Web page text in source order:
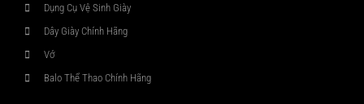
Dụng Cụ Vệ Sinh Giày
Dây Giày Chính Hãng
Vớ
Balo Thể Thao Chính Hãng